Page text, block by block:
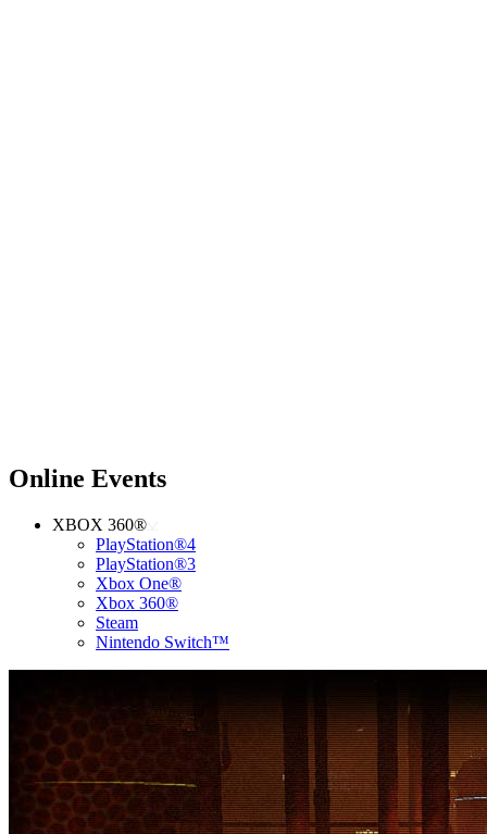
Online Events
XBOX 360®
PlayStation®4
PlayStation®3
Xbox One®
Xbox 360®
Steam
Nintendo Switch™